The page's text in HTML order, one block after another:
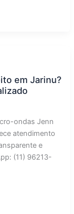
em Jarinu?
ondas Jenn
atendimento
e
(11) 96213-